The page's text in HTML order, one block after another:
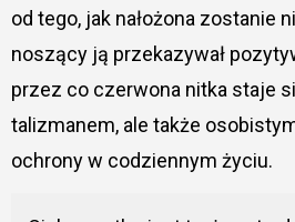
od tego, jak nałożona zostanie
noszący ją przekazywał
przez co czerwona nitka staje
talizmanem, ale także
ochrony w codziennym życiu.